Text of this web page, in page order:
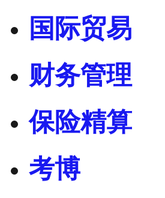
国际贸易
财务管理
保险精算
考博